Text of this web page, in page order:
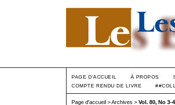
PAGE D'ACCUEIL À PROPOS
COMPTE RENDU DE LIVRE
Page d'accueil >Archives >Vol. 80, No 3-